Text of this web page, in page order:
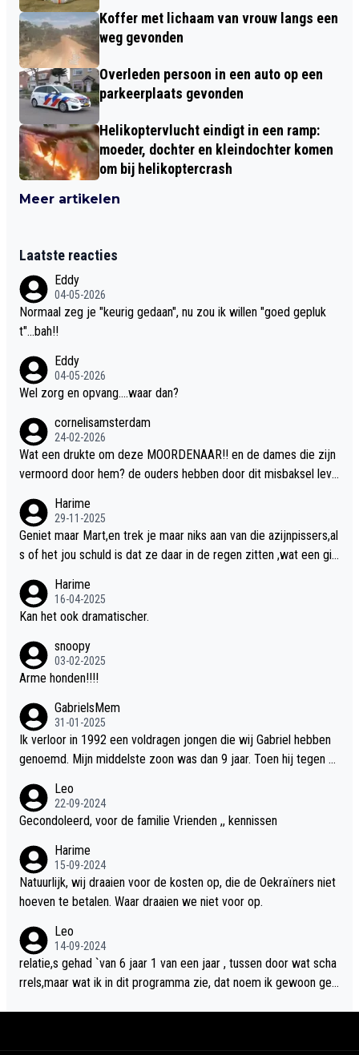
Koffer met lichaam van vrouw langs een
weg gevonden
Overleden persoon in een auto op een
parkeerplaats gevonden
Helikoptervlucht eindigt in een ramp:
moeder, dochter en kleindochter komen
om bij helikoptercrash
Meer artikelen
Laatste reacties
Eddy
04-05-2026
Normaal zeg je "keurig gedaan", nu zou ik willen "goed gepluk
t"...bah!!
Eddy
04-05-2026
Wel zorg en opvang....waar dan?
cornelisamsterdam
24-02-2026
Wat een drukte om deze MOORDENAAR!! en de dames die zijn
vermoord door hem? de ouders hebben door dit misbaksel leve
t!!
Harime
29-11-2025
Geniet maar Mart,en trek je maar niks aan van die azijnpissers,al
s of het jou schuld is dat ze daar in de regen zitten ,wat een gill
Harime
16-04-2025
Kan het ook dramatischer.
snoopy
03-02-2025
Arme honden!!!!
GabrielsMem
31-01-2025
Ik verloor in 1992 een voldragen jongen die wij Gabriel hebben
genoemd. Mijn middelste zoon was dan 9 jaar. Toen hij tegen d
verteld in Groningen. Ik gun Anouk en Douwe Bob hun rouw verd
riet en als ervaringsdeskundige heb ik zeker begrip hiervoor. Wa
delijk overeenkomend met mijn gezins verlies in 1992 een soor
t ready-made lied geschreven, geproduceerd en op de radio te
beluisteren zijn binnen 12 dagen na het verlies van Anouk en Do
uwe Bob's zoon. Wij hadden zeker geen commerciële energie g
ehad zo snel na ons verlies zoiets te ondernemen en alle ouder
s van overleden kinderen dat ik ken hadden dit ook niet kunnen
bewerkstelligen. Wij voelen nu dat ons aan DB vertelde geschie
denis door mijn autistische tiener zoon nu door hem te grabble i
s gedaan. Ik heb alle ruimte om Anouk haar verhaal te willen hor
Leo
22-09-2024
Gecondoleerd, voor de familie Vrienden ,, kennissen
Harime
15-09-2024
Natuurlijk, wij draaien voor de kosten op, die de Oekraïners niet
hoeven te betalen. Waar draaien we niet voor op.
Leo
14-09-2024
relatie,s gehad `van 6 jaar 1 van een jaar , tussen door wat scha
rrels,maar wat ik in dit programma zie, dat noem ik gewoon geil